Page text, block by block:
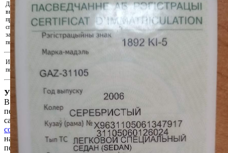
Для участия в аукционе необходимо
внести задаток. Скачайте реквизиты и
произведите оплату удобным для Вас
способом. Для подтверждения внесения
задатка прикрепите документ,
подтверждающий факт оплаты.
Скачать реквизиты на оплату
Прикрепить подтверждения оплаты...
Иные документы, подтверждающие
полномочия на участие в аукционе
Уважаемый пользователь!
В соответствии с Законом Республики Беларусь «О защите
персональных данных» для продолжения работы на интернет-
сайте e-auction.by просим ознакомиться сПользовательским
соглашением интернет-сайта e-auction.byи выразить согласие
на обработку информации о пользователе, в том числе
персональных данных.